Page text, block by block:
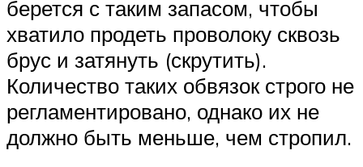
берется с таким запасом, чтобы
хватило продеть проволоку сквозь
брус и затянуть (скрутить).
Количество таких обвязок строго не
регламентировано, однако их не
должно быть меньше, чем стропил.